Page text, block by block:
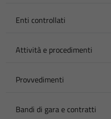
Enti controllati
Attività e procedimenti
Provvedimenti
Bandi di gara e contratti